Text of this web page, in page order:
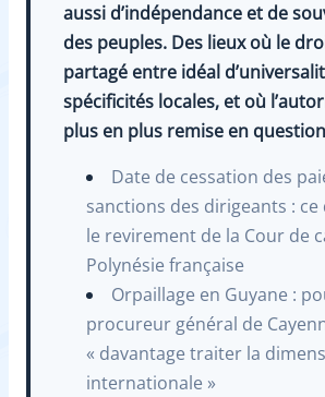
aussi d’indépendance et de
des peuples. Des lieux où le
partagé entre idéal
spécificités locales, et où
plus en plus remise en
Date de cessation des
sanctions des dirigeants : ce
le revirement de la Cour de
Polynésie française
Orpaillage en Guyane :
procureur général de
« davantage traiter la
internationale »